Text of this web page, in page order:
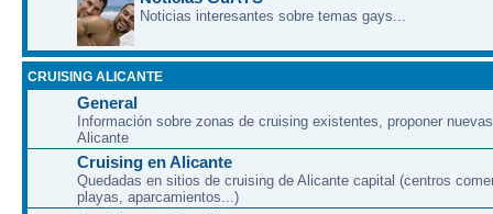
Noticias interesantes sobre temas gays...
CRUISING ALICANTE
General
Información sobre zonas de cruising existentes, proponer
Alicante
Cruising en Alicante
Quedadas en sitios de cruising de Alicante capital (centros
playas, aparcamientos...)